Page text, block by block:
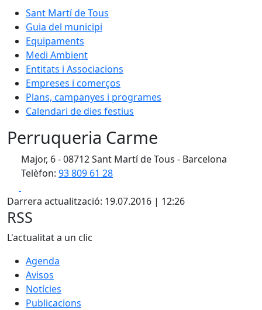
Sant Martí de Tous
Guia del municipi
Equipaments
Medi Ambient
Entitats i Associacions
Empreses i comerços
Plans, campanyes i programes
Calendari de dies festius
Perruqueria Carme
Major, 6 - 08712 Sant Martí de Tous - Barcelona
Telèfon: 93 809 61 28
Darrera actualització: 19.07.2016 | 12:26
RSS
L'actualitat a un clic
Agenda
Avisos
Notícies
Publicacions